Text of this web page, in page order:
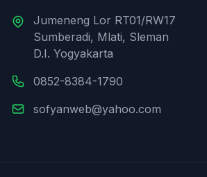
Jumeneng Lor RT01/RW17
Sumberadi, Mlati, Sleman
D.I. Yogyakarta
0852-8384-1790
sofyanweb@yahoo.com